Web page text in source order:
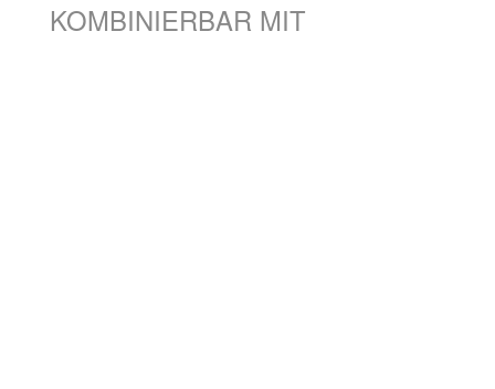
KOMBINIERBAR MIT